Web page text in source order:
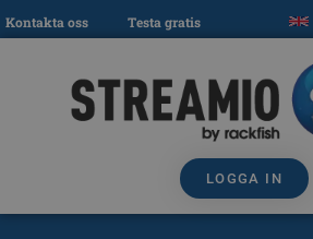
Kontakta oss Testa gratis
LOGGA IN